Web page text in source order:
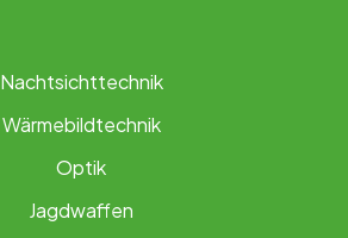
Nachtsichttechnik
Wärmebildtechnik
Optik
Jagdwaffen